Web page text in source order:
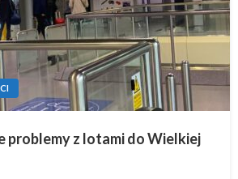
problemy z lotami do Wielkiej